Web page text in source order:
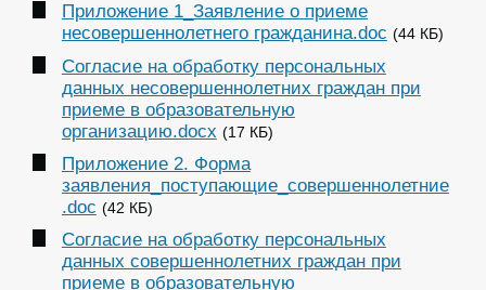
Приложение 1_Заявление о приеме
несовершеннолетнего гражданина.doc (44 КБ)
Согласие на обработку персональных
данных несовершеннолетних граждан при
приеме в образовательную
организацию.docx (17 КБ)
Приложение 2. Форма
заявления_поступающие_совершеннолетние
.doc (42 КБ)
Согласие на обработку персональных
данных совершеннолетних граждан при
приеме в образовательную